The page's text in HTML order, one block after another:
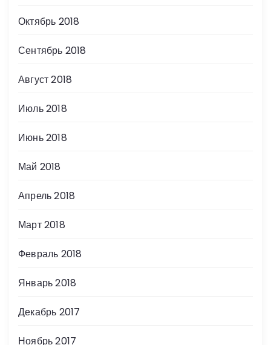
Октябрь 2018
Сентябрь 2018
Август 2018
Июль 2018
Июнь 2018
Май 2018
Апрель 2018
Март 2018
Февраль 2018
Январь 2018
Декабрь 2017
Ноябрь 2017